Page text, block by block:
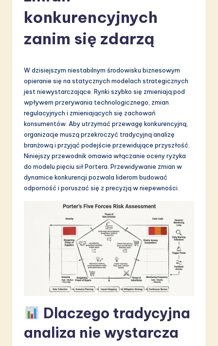
in
A
&
konkurencyjnych
zanim się zdarzą
W dzisiejszym niestabilnym środowisku biznesowym
opieranie się na statycznych modelach strategicznych
jest niewystarczające. Rynki szybko się zmieniają pod
wpływem przerywania technologicznego, zmian
regulacyjnych i zmieniających się zachowań
konsumentów. Aby utrzymać przewagę konkurencyjną,
organizacje muszą przekroczyć tradycyjną analizę
branżową i przyjąć podejście przewidujące przyszłość.
Niniejszy przewodnik omawia włączanie oceny ryzyka
do modelu pięciu sił Portera. Przewidywanie zmian w
dynamice konkurencji pozwala liderom budować
odporność i poruszać się z precyzją w niepewności.
Dlaczego tradycyjna
analiza nie wystarcza